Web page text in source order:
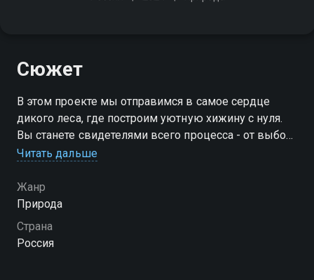
Сюжет
В этом проекте мы отправимся в самое сердце
дикого леса, где построим уютную хижину с нуля.
Вы станете свидетелями всего процесса - от выбора
места до укладки последнего бревна
Читать дальше
Жанр
Природа
Страна
Россия